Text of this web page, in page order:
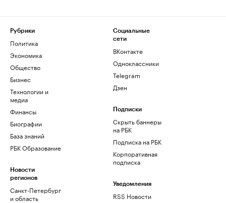
Рубрики
Политика
Экономика
Общество
Бизнес
Технологии и
медиа
Финансы
Биографии
База знаний
РБК Образование
Новости
регионов
Санкт-Петербург
и область
Социальные
сети
ВКонтакте
Одноклассники
Telegram
Дзен
Подписки
Скрыть баннеры
на РБК
Подписка на РБК
Корпоративная
подписка
Уведомления
RSS Новости